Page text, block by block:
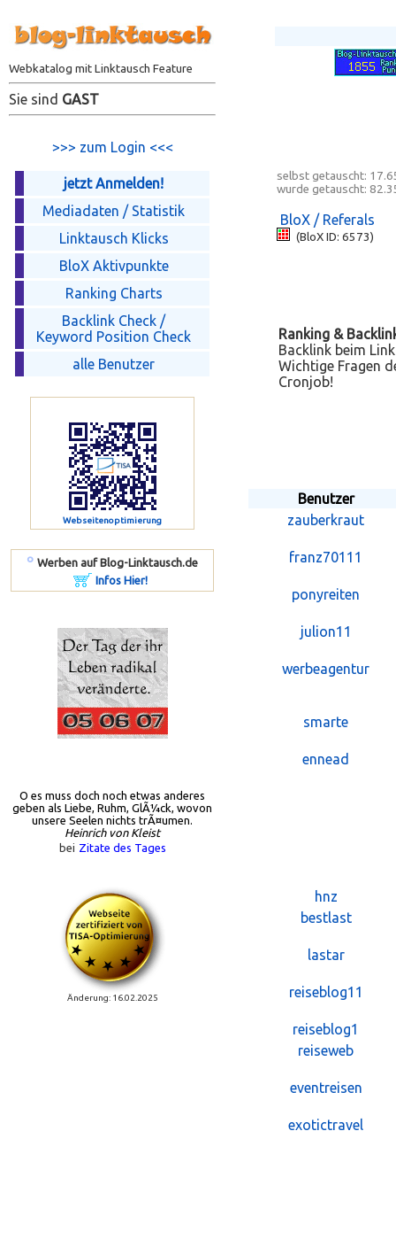
Webkatalog mit Linktausch Feature
Sie sind GAST
>>> zum Login <<<
jetzt Anmelden!
Mediadaten / Statistik
Linktausch Klicks
BloX Aktivpunkte
Ranking Charts
Backlink Check /
Keyword Position Check
alle Benutzer
Webseitenoptimierung
º Werben auf Blog-Linktausch.de
Infos Hier!
O es muss doch noch etwas anderes
geben als Liebe, Ruhm, GlÃ¼ck, wovon
unsere Seelen nichts trÃ¤umen.
Heinrich von Kleist
bei Zitate des Tages
Änderung: 16.02.2025
selbst getauscht:
wurde getauscht:
BloX / Referals
(BloX ID: 6573)
Ranking &
Backlink beim
Wichtige Fragen
Cronjob!
Benutzer
zauberkraut
franz70111
ponyreiten
julion11
werbeagentur
smarte
ennead
hnz
bestlast
lastar
reiseblog11
reiseblog1
reiseweb
eventreisen
exotictravel